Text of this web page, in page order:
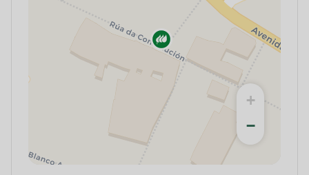
+
−